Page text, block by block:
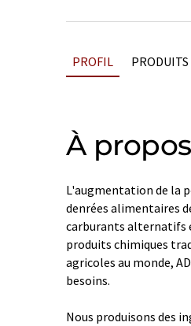
PROFIL PRODUITS
À
L'augmentation de la
denrées alimentaires
carburants alternatifs
produits chimiques
agricoles au monde,
besoins.
Nous produisons des